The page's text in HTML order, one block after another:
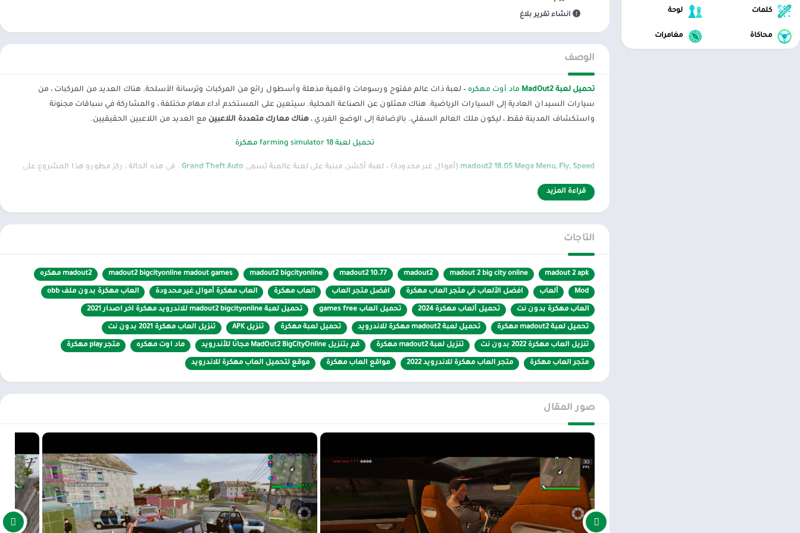
المكتبات والعروض
التوضيحية
الموسيقى والصوتيات
تخصيص
طعام ومشروب
كتب مصورة
انشاء تقرير بلاغ
الوصف
تحميل لعبة MadOut2 ماد أوت مهكره – لعبة ذات عالم مفتوح ورسومات واقعية مذهلة وأسطول رائع من المركبات وترسانة الأسلحة. هناك العديد من المركبات ، من
سيارات السيدان العادية إلى السيارات الرياضية. هناك ممثلون عن الصناعة المحلية. سيتعين على المستخدم أداء مهام مختلفة ، والمشاركة في سباقات مجنونة
واستكشاف المدينة فقط ، ليكون ملك العالم السفلي. بالإضافة إلى الوضع الفردي ، هناك معارك متعددة اللاعبين مع العديد من اللاعبين الحقيقيين.
تحميل لعبة farming simulator 18 مهكرة
madout2 18.05 Mega Menu, Fly, Speed (أموال غير محدودة) – لعبة أكشن مبنية على لعبة عالمية تسمى Grand Theft Auto . في هذه الحالة ، ركز مطورو هذا المشروع على
مكون السباق. وهكذا ، ستكون مهمتك هي إنجاز مهمة المهمة لمحاولة الصعود إلى قمة أوليمبوس الإجرامي. في نفس الوقت سيكون لديك عالم مفتوح للعبة ، وستعتمد
طرق تحقيق أهدافك على خيالك فقط. في أفضل تقاليد هذا النوع ، ستتاح لك الفرصة لاستخدام أي مركبات ومؤامرة غير خطية وحرية كاملة في العمل. تعطي الرسومات
التفصيلية أقصى جو من الأجواء الإجرامية للعبة ، والتي وضعها مطورو المشروع.
عالم فخم ، فرانتيك ، وغير منطقي للعب
أول شيء يلتقي به اللاعبون عندما يأتون إلى MadOut2 BigCityOnline
هو الإثارة والترفيه من المجتمع في كل جلسة. تحتوي اللعبة حاليًا على أكثر من ملايين اللاعبين ، وفي
بعض الأحيان قد لا يحتوي العالم على جميع اللاعبين ، لذلك يتم تقسيمهم إلى جلسات مختلفة من أجل الاستقرار. علاوة على ذلك ، لا يتم تقييد اللاعبين بأي سبب أو منظمة
على الإطلاق ، ويمكنهم الاستمتاع باللعبة بالطريقة التي يرونها مناسبة أو التعلم من اللاعبين الآخرين. لطالما وصفت المدينة في وضع الاتصال بالإنترنت بأنها صاخبة
وفوضوية ويائسة ومجنونة بفضل الإجراءات التي لا تعد ولا تحصى من اللاعبين الآخرين. ومع ذلك ، يمكن للاعب أيضًا أن يكون جزءًا منه ويتوافق مع الجميع بسهولة بطريقة
فوضوية.
عالم شاسع للاستمتاع بمفرده
إذا لم يتمكن اللاعبون من التكيف مع الأجواء الصاخبة عبر الإنترنت ، فستتضمن اللعبة حملة منفصلة للاعب واحد للتعود على كل شيء ببطء. خلال هذا الوقت ، ستوجه
اللعبة اللاعبين إلى نظام البحث الشخصي ، بما في ذلك الوظائف التفاعلية المهمة للعالم. بمجرد أن يتعلم اللاعبون عناصر التحكم ، يمكنهم المشاركة في المهام أو
اكتشاف إمكانات جديدة من الإبداع. بمجرد أن يصبح اللاعبون على دراية بوضع اللاعب الفردي ، يمكنهم جلب كل إنجازاتهم وثروتهم إلى الجلسات عبر الإنترنت والحصول على
بداية جيدة.
مجموعة واسعة من الأنشطة لإثارة المرح
خلال الجلسات عبر الإنترنت من MadOut2 BigCityOnline
، ستنشئ اللعبة العديد من الأنشطة المنتشرة في جميع أنحاء المدينة لاستكشافها مع لاعبين آخرين. ستؤدي
وفرة الأنشطة وتنوعها دائمًا إلى جعل المدن صاخبة على مدار الساعة طوال أيام الأسبوع ، وحتى إنشاء عصابات للسيطرة على المناطق ذات الإمكانات الكبيرة. ومع ذلك ،
إذا كان اللاعب لا يريد الأنشطة المتاحة ، فيمكنه تنظيم الاتجاهات البارزة بنفسه وجعل الخادم بأكمله يمتثل. الأمر الأكثر إثارة للإعجاب هو أن اللعبة مصممة بمصدر مفتوح ،
قراءة المزيد
التاجات
madout 2 apk
madout 2 big city online
madout2
madout2 10.77
madout2 bigcityonline
madout2 bigcityonline madout games madout2 مهكره
Mod ألعاب افضل الألعاب في متجر العاب مهكرة افضل متجر العاب العاب مهكرة العاب مهكرة أموال غير محدودة العاب مهكرة بدون ملف obb
العاب مهكرة بدون نت تحميل ألعاب مهكرة 2024 تحميل العاب games free تحميل لعبة madout2 bigcityonline للاندرويد مهكرة اخر اصدار 2021
تحميل لعبة madout2 مهكرة تحميل لعبة madout2 مهكرة للاندرويد تحميل لعبة مهكرة تنزيل APK تنزيل العاب مهكرة 2021 بدون نت
تنزيل العاب مهكرة 2022 بدون نت تنزيل لعبة madout2 مهكرة قم بتنزيل MadOut2 BigCityOnline مجانًا للأندرويد ماد اوت مهكره متجر play مهكرة
متجر العاب مهكرة متجر العاب مهكرة للاندرويد 2022 مواقع العاب مهكرة موقع لتحميل العاب مهكرة للاندرويد
صور المقال
كلمات لوحة
محاكاة مغامرات